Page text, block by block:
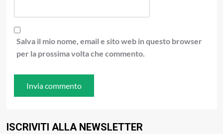
Salva il mio nome, email e sito web in questo browser
per la prossima volta che commento.
ISCRIVITI ALLA NEWSLETTER